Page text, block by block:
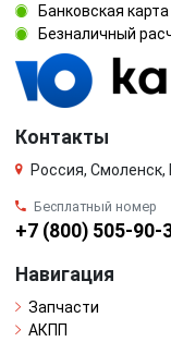
Банковская карта
Безналичный
Контакты
Россия,
Бесплатный номер
+7 (800) 505-90-
Навигация
Запчасти
АКПП